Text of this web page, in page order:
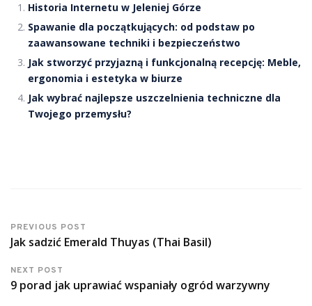
Historia Internetu w Jeleniej Górze
Spawanie dla początkujących: od podstaw po
zaawansowane techniki i bezpieczeństwo
Jak stworzyć przyjazną i funkcjonalną recepcję: Meble,
ergonomia i estetyka w biurze
Jak wybrać najlepsze uszczelnienia techniczne dla
Twojego przemysłu?
PREVIOUS POST
Jak sadzić Emerald Thuyas (Thai Basil)
NEXT POST
9 porad jak uprawiać wspaniały ogród warzywny